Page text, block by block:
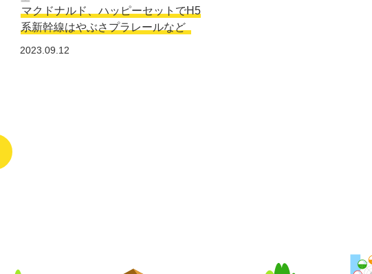
マクドナルド、ハッピーセットでH5
系新幹線はやぶさプラレールなど
2023.09.12